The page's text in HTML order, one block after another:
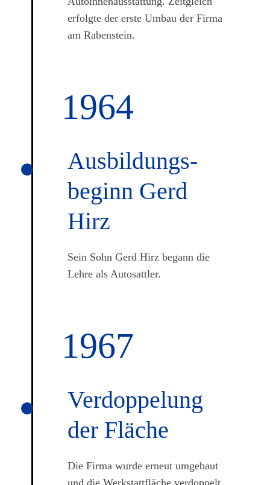
erfolgte der erste Umbau der Firma
am Rabenstein.
1964
Ausbildungs­
beginn Gerd
Hirz
Sein Sohn Gerd Hirz begann die
Lehre als Autosattler.
1967
Verdop­pelung
der Fläche
Die Firma wurde erneut umgebaut